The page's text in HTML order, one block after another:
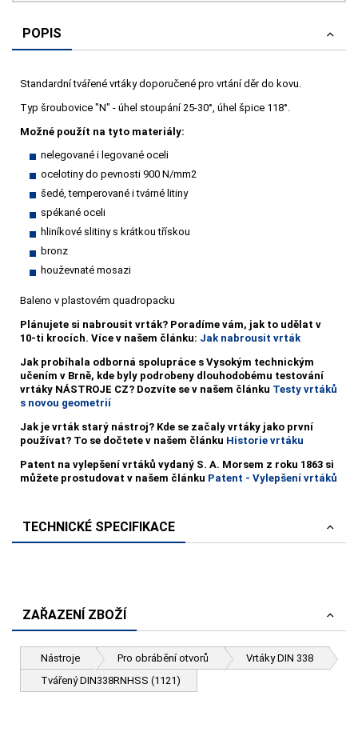
POPIS
Standardní tvářené vrtáky doporučené pro vrtání děr do kovu.
Typ šroubovice "N" - úhel stoupání 25-30°, úhel špice 118°.
Možné použít na tyto materiály:
nelegované i legované oceli
ocelotiny do pevnosti 900 N/mm2
šedé, temperované i tvárné litiny
spékané oceli
hliníkové slitiny s krátkou třískou
bronz
houževnaté mosazi
Baleno v plastovém quadropacku
Plánujete si nabrousit vrták? Poradíme vám, jak to udělat v
10-ti krocích. Více v našem článku: Jak nabrousit vrták
Jak probíhala odborná spolupráce s Vysokým technickým
učením v Brně, kde byly podrobeny dlouhodobému testování
vrtáky NÁSTROJE CZ? Dozvíte se v našem článku Testy vrtáků
s novou geometrií
Jak je vrták starý nástroj? Kde se začaly vrtáky jako první
používat? To se dočtete v našem článku Historie vrtáku
Patent na vylepšení vrtáků vydaný S. A. Morsem z roku 1863 si
můžete prostudovat v našem článku Patent - Vylepšení vrtáků
TECHNICKÉ SPECIFIKACE
ZAŘAZENÍ ZBOŽÍ
Nástroje Pro obrábění otvorů
Vrtáky DIN 338
Tvářený DIN338RNHSS (1121)